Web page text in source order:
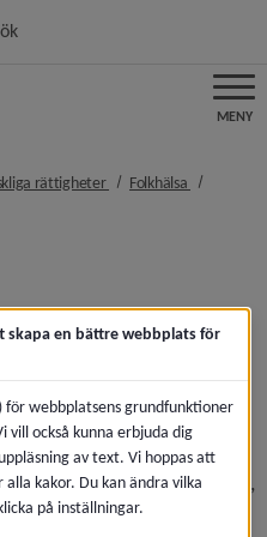
MENY
rättigheter nivå i
Folkhälsa nivå i
Umeå kommuns stora
om livsvillkor,
invånare.
umeåbor som är 16 år
gången 2020.
hälsa, fysisk aktivitet,
trångboddhet och
skapa en bättre webbplats för
för webbplatsens grundfunktioner
också kunna erbjuda dig
av text. Vi hoppas att
kakor. Du kan ändra vilka
på inställningar.